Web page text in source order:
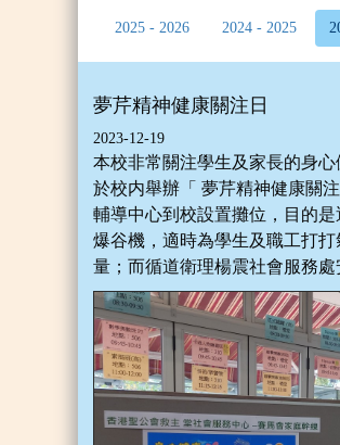
2025 - 2026 2024 - 2025
夢芹精神健康關注日
2023-12-19
本校非常關注學生及家長的身
於校内舉辦「 夢芹精神健康關
輔導中心到校設置攤位，目的
爆谷機，適時為學生及職工打
量；而循道衛理楊震社會服務